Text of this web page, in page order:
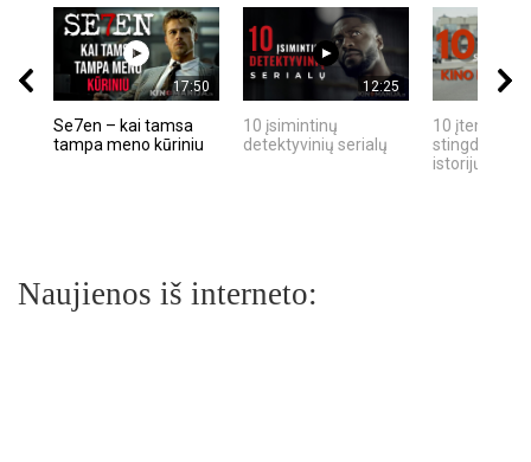
17:50
Se7en – kai tamsa
tampa meno kūriniu
12:25
10 įsimintinų
detektyvinių serialų
10 įtemptų,
stingdančių
istorijų
Naujienos iš interneto: